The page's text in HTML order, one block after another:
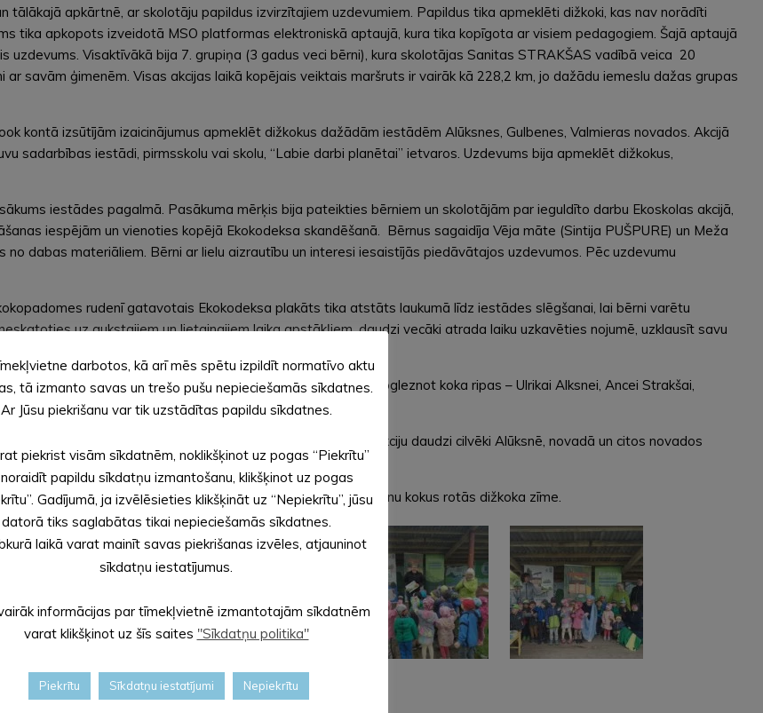
apkārtnē, ar skolotāju papildus izvirzītajiem uzdevumiem. Papildus tika apmeklēti dižkoki, kas nav norādīti
tika apkopots izveidotā MSO platformas elektroniskā aptaujā, kura tika kopīgota ar visiem pedagogiem. Šajā aptaujā
Visaktīvākā bija 7. grupiņa (3 gadus veci bērni), kura skolotājas Sanitas STRAKŠAS vadībā veica 20
savām ģimenēm. Visas akcijas laikā kopējais veiktais maršruts ir vairāk kā 228,2 km, jo dažādu iemeslu dažas grupas
kontā izsūtījām izaicinājumus apmeklēt dižkokus dažādām iestādēm Alūksnes, Gulbenes, Valmieras novados. Akcijā
sadarbības iestādi, pirmsskolu vai skolu, “Labie darbi planētai” ietvaros. Uzdevums bija apmeklēt dižkokus,
iestādes pagalmā. Pasākuma mērķis bija pateikties bērniem un skolotājām par ieguldīto darbu Ekoskolas akcijā,
iespējām un vienoties kopējā Ekokodeksa skandēšanā. Bērnus sagaidīja Vēja māte (Sintija PUŠPURE) un Meža
dabas materiāliem. Bērni ar lielu aizrautību un interesi iesaistījās piedāvātajos uzdevumos. Pēc uzdevumu
rudenī gatavotais Ekokodeksa plakāts tika atstāts laukumā līdz iestādes slēgšanai, lai bērni varētu
uz aukstajiem un lietainajiem laika apstākļiem, daudzi vecāki atrada laiku uzkavēties nojumē, uzklausīt savu
aktīvajiem jauniešiem, kuri atsaucās aicinājumam atbilstoši apgleznot koka ripas – Ulrikai Alksnei, Ancei Strakšai,
Puķītei.
veiksmīgo sadarbību mācību gada garumā! Caur mūsu akciju daudzi cilvēki Alūksnē, novadā un citos novados
iespējām Alūksnē.
darbinieki un vismaz divos darbinieku privātīpašumos nu kokus rotās dižkoka zīme.
darbotos, kā arī mēs spētu izpildīt normatīvo aktu
tā izmanto savas un trešo pušu nepieciešamās sīkdatnes.
Ar Jūsu piekrišanu var tik uzstādītas papildu sīkdatnes.
piekrist visām sīkdatnēm, noklikšķinot uz pogas “Piekrītu”
papildu sīkdatņu izmantošanu, klikšķinot uz pogas
Gadījumā, ja izvēlēsieties klikšķināt uz “Nepiekrītu”, jūsu
datorā tiks saglabātas tikai nepieciešamās sīkdatnes.
laikā varat mainīt savas piekrišanas izvēles, atjauninot
sīkdatņu iestatījumus.
informācijas par tīmekļvietnē izmantotajām sīkdatnēm
varat klikšķinot uz šīs saites "Sīkdatņu politika"
Piekrītu Sīkdatņu iestatījumi Nepiekrītu